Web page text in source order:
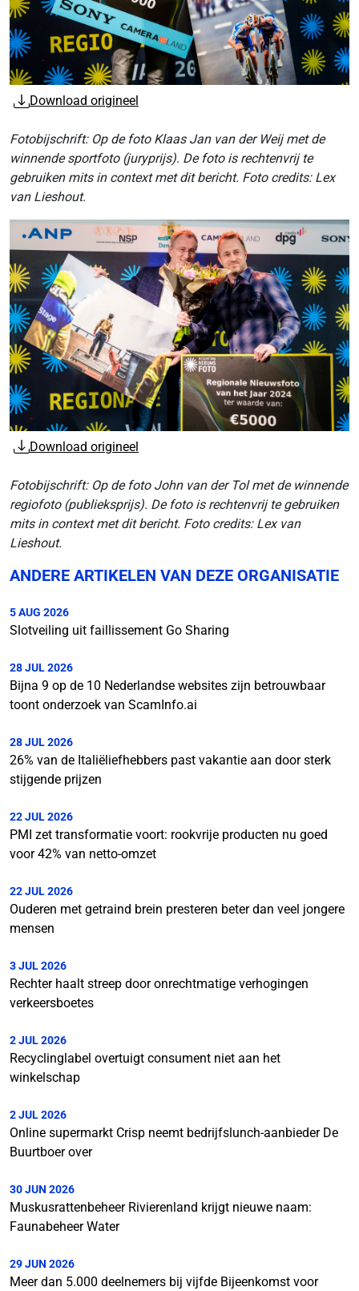
Download origineel
Fotobijschrift: Op de foto Klaas Jan van der Weij met de
winnende sportfoto (juryprijs). De foto is rechtenvrij te
gebruiken mits in context met dit bericht. Foto credits: Lex
van Lieshout.
Download origineel
Fotobijschrift: Op de foto John van der Tol met de winnende
regiofoto (publieksprijs). De foto is rechtenvrij te gebruiken
mits in context met dit bericht. Foto credits: Lex van
Lieshout.
ANDERE ARTIKELEN VAN DEZE ORGANISATIE
5 AUG 2026
Slotveiling uit faillissement Go Sharing
28 JUL 2026
Bijna 9 op de 10 Nederlandse websites zijn betrouwbaar
toont onderzoek van ScamInfo.ai
28 JUL 2026
26% van de Italiëliefhebbers past vakantie aan door sterk
stijgende prijzen
22 JUL 2026
PMI zet transformatie voort: rookvrije producten nu goed
voor 42% van netto-omzet
22 JUL 2026
Ouderen met getraind brein presteren beter dan veel jongere
mensen
3 JUL 2026
Rechter haalt streep door onrechtmatige verhogingen
verkeersboetes
2 JUL 2026
Recyclinglabel overtuigt consument niet aan het
winkelschap
2 JUL 2026
Online supermarkt Crisp neemt bedrijfslunch-aanbieder De
Buurtboer over
30 JUN 2026
Muskusrattenbeheer Rivierenland krijgt nieuwe naam:
Faunabeheer Water
29 JUN 2026
Meer dan 5.000 deelnemers bij vijfde Bijeenkomst voor